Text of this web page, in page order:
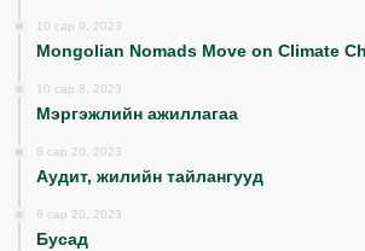
10 сар 9, 2023
Mongolian Nomads Move on Climate
10 сар 8, 2023
Мэргэжлийн ажиллагаа
8 сар 20, 2023
Аудит, жилийн тайлангууд
8 сар 20, 2023
Бусад